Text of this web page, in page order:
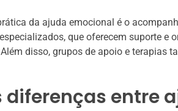
da ajuda emocional é o
que oferecem suporte e
disso, grupos de apoio e terapias
diferenças entre